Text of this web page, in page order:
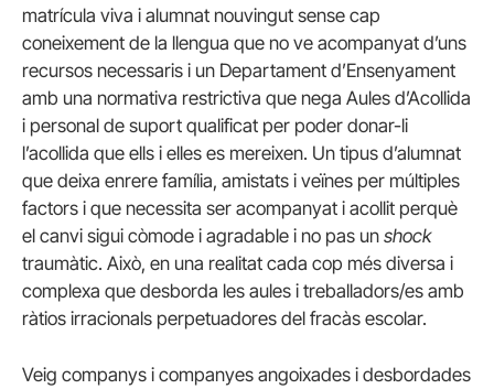
matrícula viva i alumnat nouvingut sense cap
coneixement de la llengua que no ve acompanyat d’uns
recursos necessaris i un Departament d’Ensenyament
amb una normativa restrictiva que nega Aules d’Acollida
i personal de suport qualificat per poder donar-li
l’acollida que ells i elles es mereixen. Un tipus d’alumnat
que deixa enrere família, amistats i veïnes per múltiples
factors i que necessita ser acompanyat i acollit perquè
el canvi sigui còmode i agradable i no pas un shock
traumàtic. Això, en una realitat cada cop més diversa i
complexa que desborda les aules i treballadors/es amb
ràtios irracionals perpetuadores del fracàs escolar.
Veig companys i companyes angoixades i desbordades